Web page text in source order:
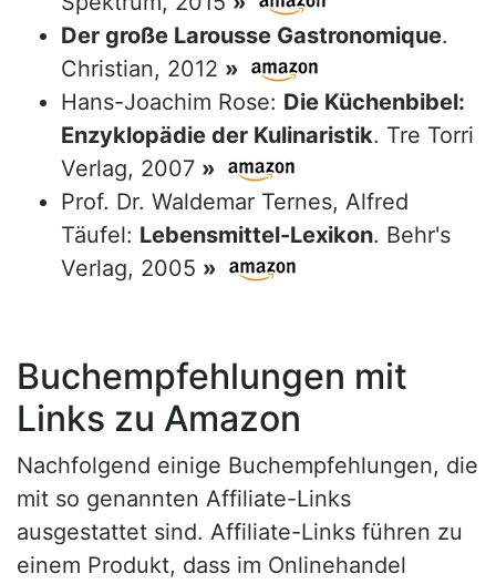
Der große Larousse Gastronomique.
Christian, 2012 »
Hans-Joachim Rose: Die Küchenbibel:
Enzyklopädie der Kulinaristik. Tre Torri
Verlag, 2007 »
Prof. Dr. Waldemar Ternes, Alfred
Täufel: Lebensmittel-Lexikon. Behr's
Verlag, 2005 »
Buchempfehlungen mit
Links zu Amazon
Nachfolgend einige Buchempfehlungen, die
mit so genannten Affiliate-Links
ausgestattet sind. Affiliate-Links führen zu
einem Produkt, dass im Onlinehandel